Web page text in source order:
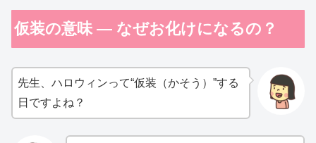
仮装の意味 ― なぜお化けになるの？
先生、ハロウィンって“仮装（かそう）”する
日ですよね？